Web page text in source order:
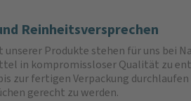
Reinheitsversprechen
Produkte stehen für uns bei
in kompromissloser Qualität zu
zur fertigen Verpackung
gerecht zu werden.